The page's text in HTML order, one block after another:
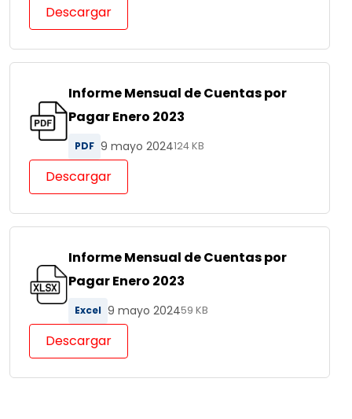
Descargar
Informe Mensual de Cuentas por
Pagar Enero 2023
PDF 9 mayo 2024124 KB
Descargar
Informe Mensual de Cuentas por
Pagar Enero 2023
Excel 9 mayo 202459 KB
Descargar